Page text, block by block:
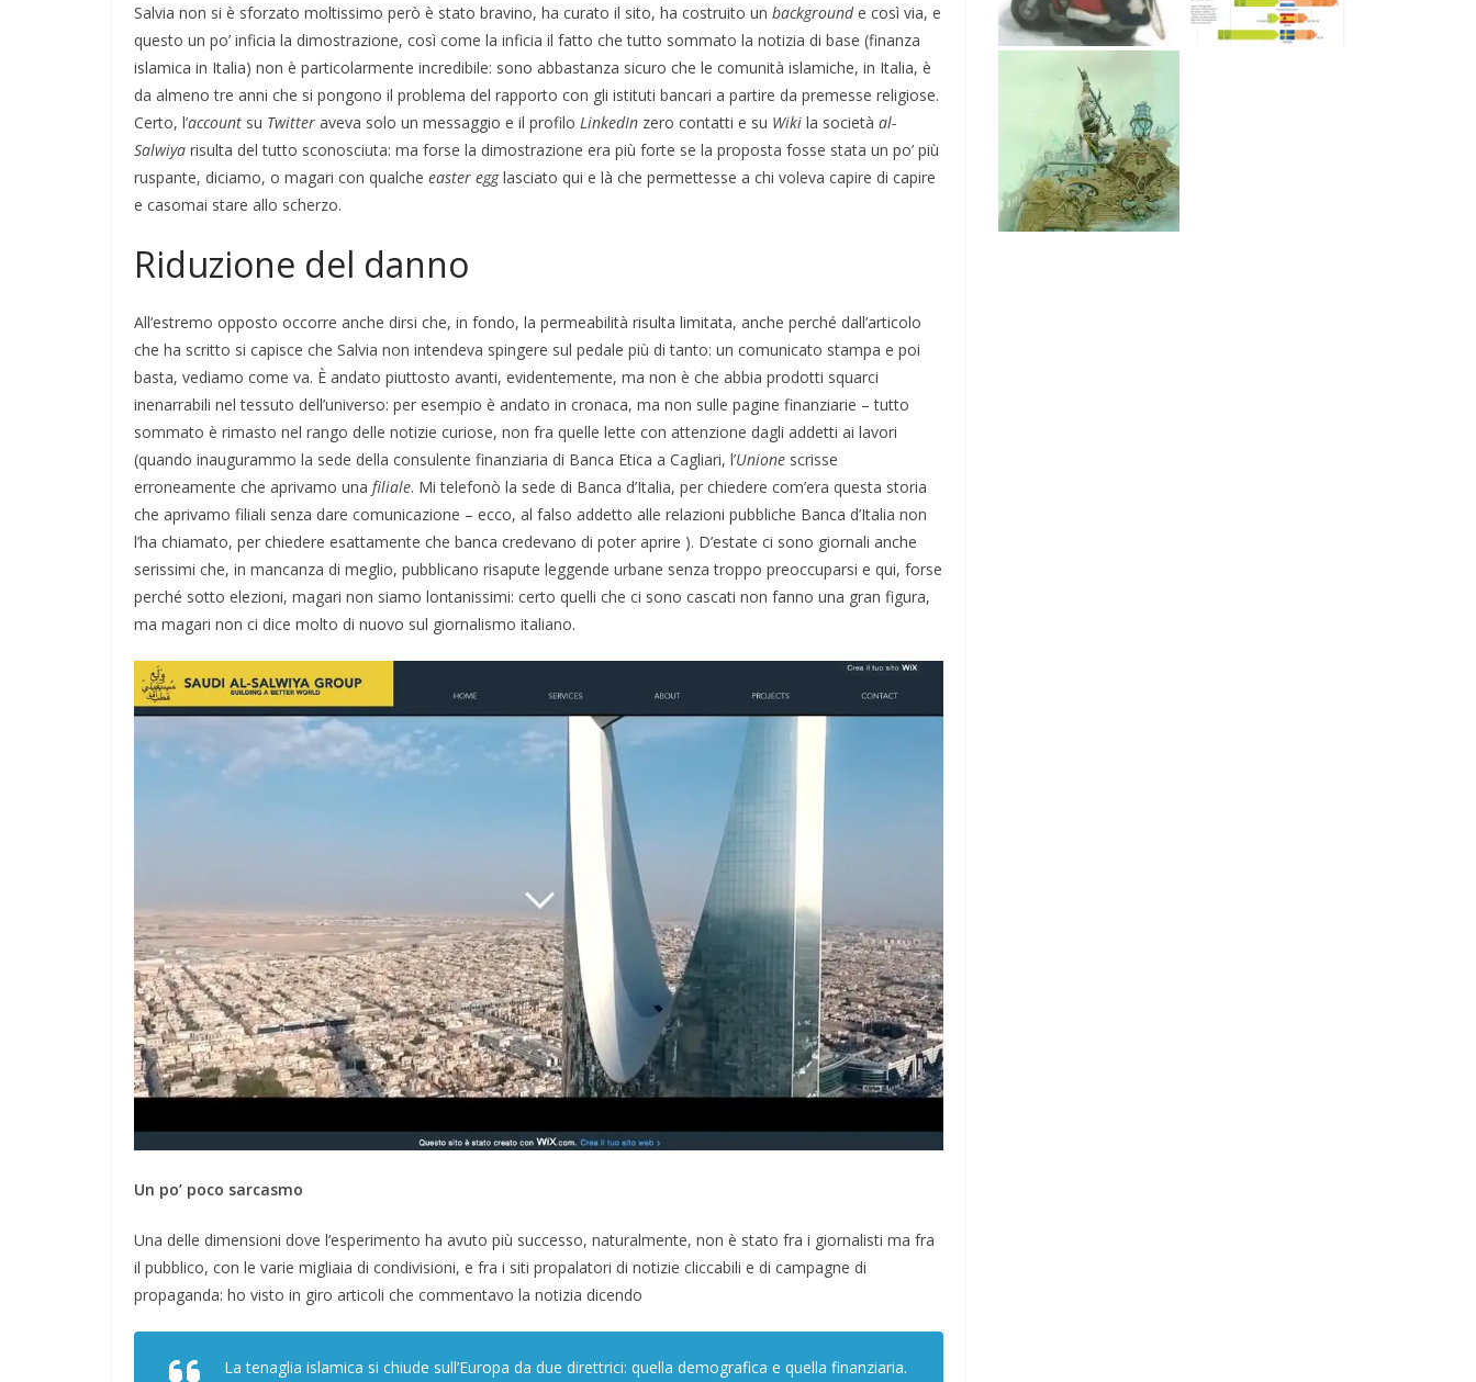
Salvia non si è sforzato moltissimo però è stato bravino, ha curato il sito, ha costruito un backgrounde così via, e
questo un po’ inficia la dimostrazione, così come la inficia il fatto che tutto sommato la notizia di base (finanza
islamica in Italia) non è particolarmente incredibile: sono abbastanza sicuro che le comunità islamiche, in Italia, è
da almeno tre anni che si pongono il problema del rapporto con gli istituti bancari a partire da premesse religiose.
Certo, l’account su Twitter aveva solo un messaggio e il profilo LinkedIn zero contatti e su Wiki la società al-
Salwiya risulta del tutto sconosciuta: ma forse la dimostrazione era più forte se la proposta fosse stata un po’ più
ruspante, diciamo, o magari con qualche easter egglasciato qui e là che permettesse a chi voleva capire di capire
e casomai stare allo scherzo.
Riduzione del danno
All’estremo opposto occorre anche dirsi che, in fondo, la permeabilità risulta limitata, anche perché dall’articolo
che ha scritto si capisce che Salvia non intendeva spingere sul pedale più di tanto: un comunicato stampa e poi
basta, vediamo come va. È andato piuttosto avanti, evidentemente, ma non è che abbia prodotti squarci
inenarrabili nel tessuto dell’universo: per esempio è andato in cronaca, ma non sulle pagine finanziarie – tutto
sommato è rimasto nel rango delle notizie curiose, non fra quelle lette con attenzione dagli addetti ai lavori
(quando inaugurammo la sede della consulente finanziaria di Banca Etica a Cagliari, l’Unione scrisse
erroneamente che aprivamo una filiale. Mi telefonò la sede di Banca d’Italia, per chiedere com’era questa storia
che aprivamo filiali senza dare comunicazione – ecco, al falso addetto alle relazioni pubbliche Banca d’Italia non
l’ha chiamato, per chiedere esattamente che banca credevano di poter aprire ). D’estate ci sono giornali anche
serissimi che, in mancanza di meglio, pubblicano risapute leggende urbane senza troppo preoccuparsi e qui, forse
perché sotto elezioni, magari non siamo lontanissimi: certo quelli che ci sono cascati non fanno una gran figura,
ma magari non ci dice molto di nuovo sul giornalismo italiano.
Un po’ poco sarcasmo
Una delle dimensioni dove l’esperimento ha avuto più successo, naturalmente, non è stato fra i giornalisti ma fra
il pubblico, con le varie migliaia di condivisioni, e fra i siti propalatori di notizie cliccabili e di campagne di
propaganda: ho visto in giro articoli che commentavo la notizia dicendo
La tenaglia islamica si chiude sull’Europa da due direttrici: quella demografica e quella finanziaria.